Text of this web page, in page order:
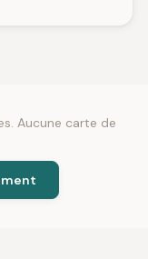
Aucune carte de